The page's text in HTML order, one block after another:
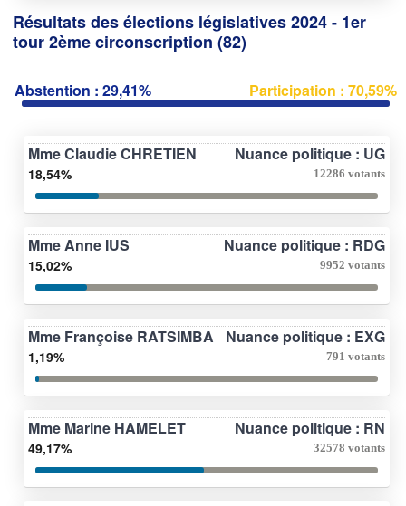
Résultats des élections législatives 2024 - 1er
tour 2ème circonscription (82)
Abstention : 29,41% Participation : 70,59%
Mme Claudie CHRETIEN Nuance politique : UG
18,54% 12286 votants
Mme Anne IUS Nuance politique : RDG
15,02% 9952 votants
Mme Françoise RATSIMBA Nuance politique : EXG
1,19% 791 votants
Mme Marine HAMELET Nuance politique : RN
49,17% 32578 votants